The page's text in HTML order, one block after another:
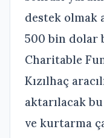
destek olmak
500 bin dolar
Charitable
Kızılhaç
aktarılacak
ve kurtarma